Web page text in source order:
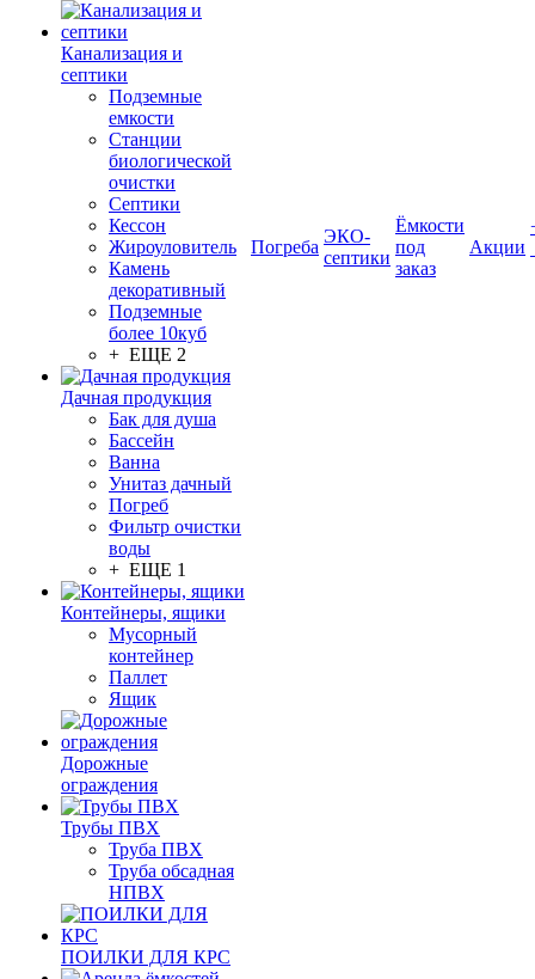
Канализация и
септики
Подземные
емкости
Станции
биологической
очистки
Септики
Кессон
Жироуловитель
Камень
декоративный
Подземные
более 10куб
+ ЕЩЕ 2
Дачная продукция
Бак для душа
Бассейн
Ванна
Унитаз дачный
Погреб
Фильтр очистки
воды
+ ЕЩЕ 1
Контейнеры, ящики
Мусорный
контейнер
Паллет
Ящик
Дорожные
ограждения
Трубы ПВХ
Труба ПВХ
Труба обсадная
НПВХ
ПОИЛКИ ДЛЯ КРС
Погреба
ЭКО-
септики
Ёмкости
под
заказ
Акции